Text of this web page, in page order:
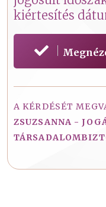
kiértesítés
A KÉRDÉSÉT
ZSUZSANNA -